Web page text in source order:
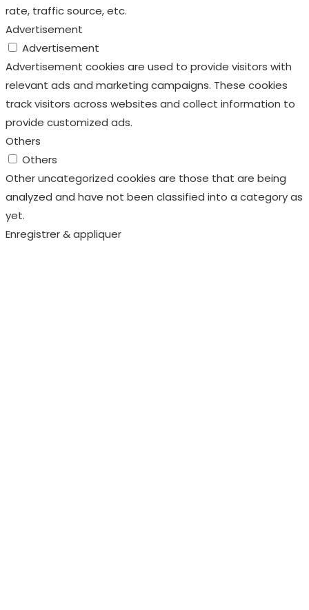
rate, traffic source, etc.
Advertisement
Advertisement
Advertisement cookies are used to provide visitors with
relevant ads and marketing campaigns. These cookies
track visitors across websites and collect information to
provide customized ads.
Others
Others
Other uncategorized cookies are those that are being
analyzed and have not been classified into a category as
yet.
Enregistrer & appliquer